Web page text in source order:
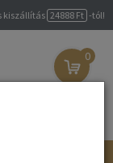
kiszállítás 24888 Ft -tól!
0